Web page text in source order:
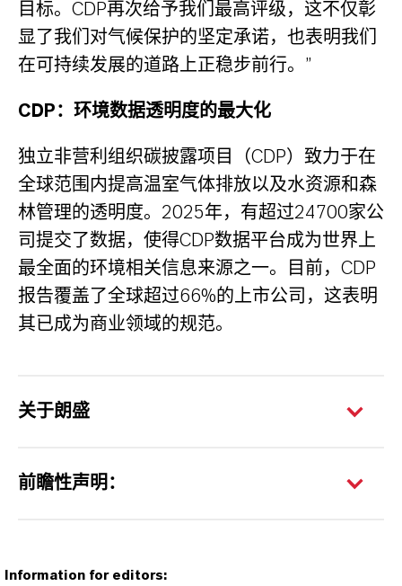
目标。CDP再次给予我们最高评级，这不仅彰
显了我们对气候保护的坚定承诺，也表明我们
在可持续发展的道路上正稳步前行。”
CDP：环境数据透明度的最大化
独立非营利组织碳披露项目（CDP）致力于在
全球范围内提高温室气体排放以及水资源和森
林管理的透明度。2025年，有超过24700家公
司提交了数据，使得CDP数据平台成为世界上
最全面的环境相关信息来源之一。目前，CDP
报告覆盖了全球超过66%的上市公司，这表明
其已成为商业领域的规范。
关于朗盛
前瞻性声明：
Information for editors: